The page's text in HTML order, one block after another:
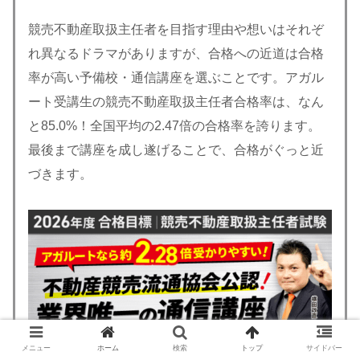
競売不動産取扱主任者を目指す理由や想いはそれぞ
れ異なるドラマがありますが、合格への近道は合格
率が高い予備校・通信講座を選ぶことです。アガル
ート受講生の競売不動産取扱主任者合格率は、なん
と85.0%！全国平均の2.47倍の合格率を誇ります。
最後まで講座を成し遂げることで、合格がぐっと近
づきます。
メニュー ホーム 検索 トップ サイドバー